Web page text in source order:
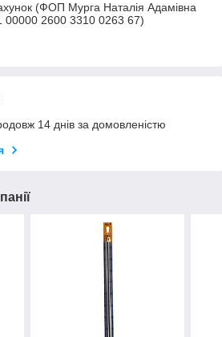
(ФОП Мурга Наталія Адамівна
00000 2600 3310 0263 67)
14 днів за домовленістю